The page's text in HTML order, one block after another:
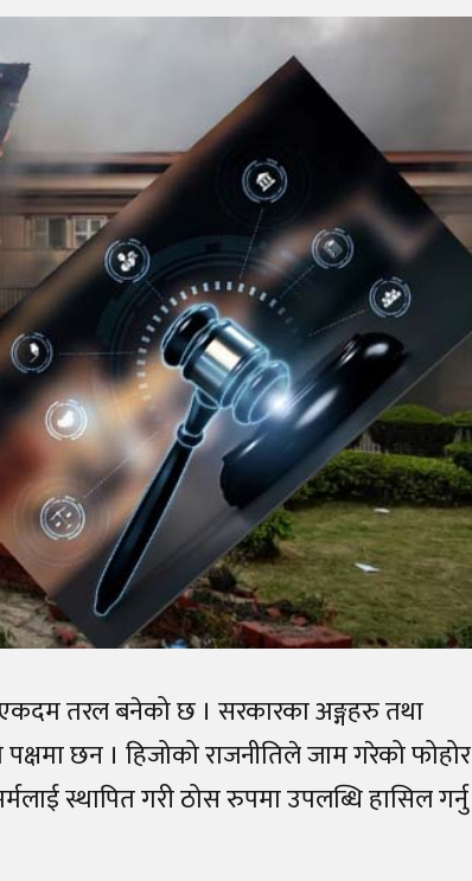
तरल बनेको छ । सरकारका अङ्गहरु तथा
छन । हिजोको राजनीतिले जाम गरेको फोहोर
स्थापित गरी ठोस रुपमा उपलब्धि हासिल गर्नु